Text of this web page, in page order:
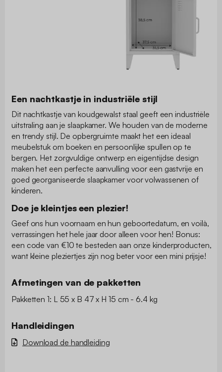
Een nachtkastje in industriële stijl
Dit nachtkastje van koudgewalst staal geeft een industriële
uitstraling aan je slaapkamer. We houden van de moderne
en trendy stijl. De opbergruimte maakt het een ideaal
meubelstuk om boeken en persoonlijke spullen op te
bergen. Het zorgvuldige ontwerp en eigentijdse design
maken het een perfecte aanvulling voor een gastvrije en
goed georganiseerde slaapkamer voor volwassenen of
kinderen.
Doe je kleintjes een plezier!
Geef ons hun voornaam en hun geboortedatum, en voilà,
verrassingen het hele jaar door alleen voor hen! Bonus:
een code van €10 te besteden aan onze kinderproducten,
want kleine pleziertjes zijn nog beter voor een mini prijsje!
Afmetingen van de pakketten
Pakketten 1: L 55 x B 47 x H 15 cm - 6.4 kg
Handleidingen
Download de handleiding